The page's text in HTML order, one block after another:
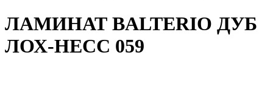
ЛАМИНАТ BALTERIO ДУБ
ЛОХ-НЕСС 059